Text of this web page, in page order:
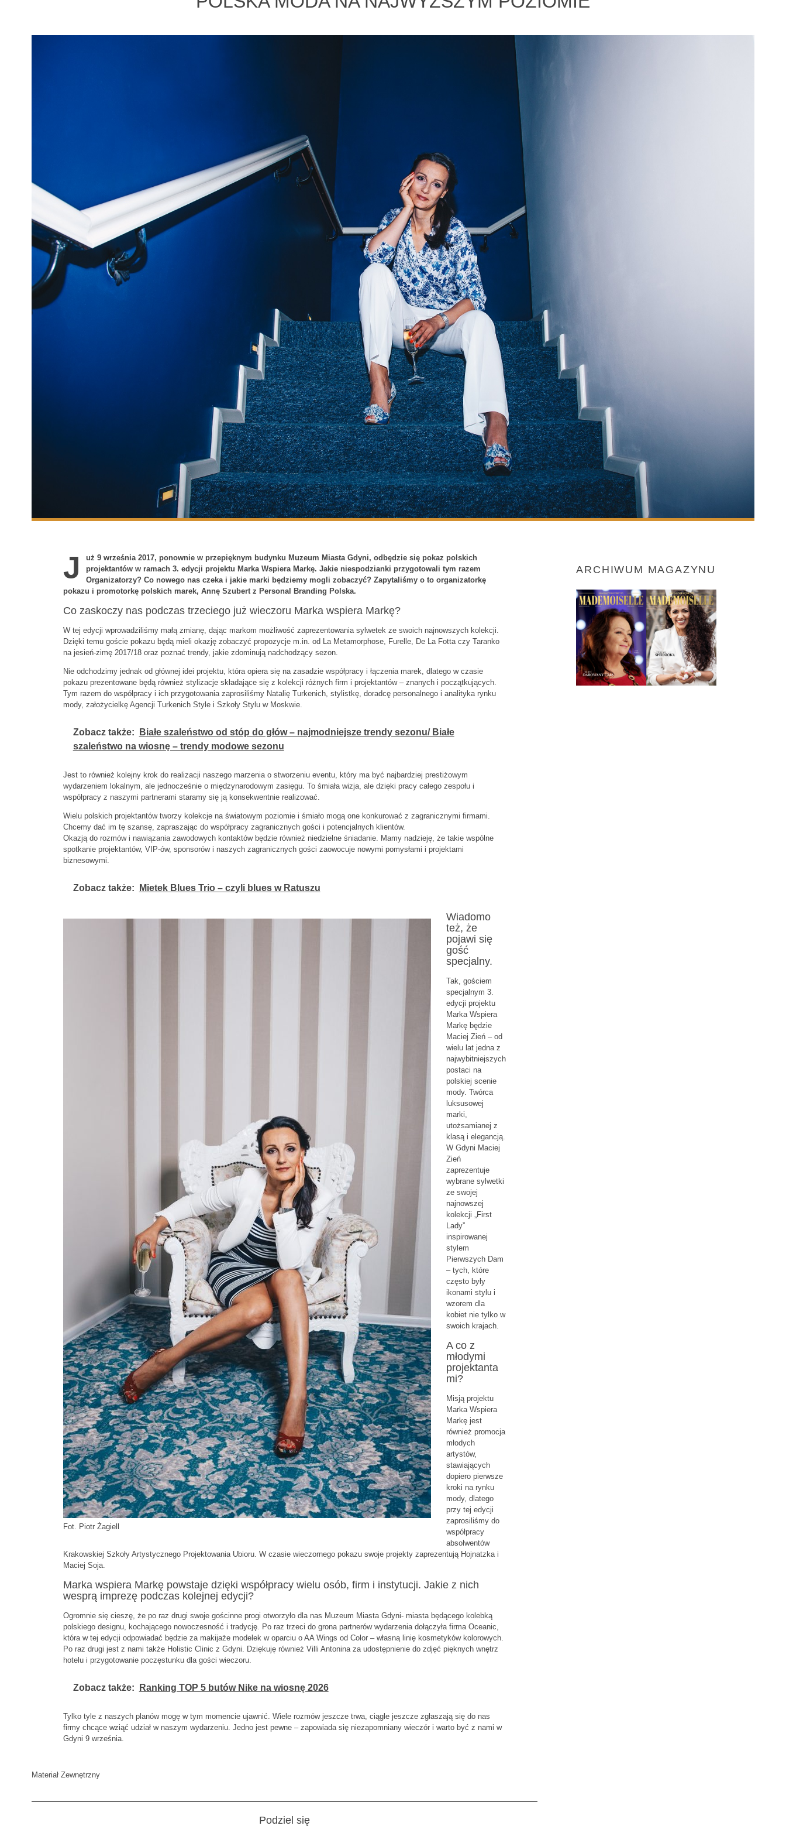
J
uż 9 września 2017, ponownie w przepięknym budynku Muzeum Miasta Gdyni, odbędzie się pokaz polskich
projektantów w ramach 3. edycji projektu Marka Wspiera Markę. Jakie niespodzianki przygotowali tym razem
Organizatorzy? Co nowego nas czeka i jakie marki będziemy mogli zobaczyć? Zapytaliśmy o to organizatorkę
pokazu i promotorkę polskich marek, Annę Szubert z Personal Branding Polska.
Co zaskoczy nas podczas trzeciego już wieczoru Marka wspiera Markę?
W tej edycji wprowadziliśmy małą zmianę, dając markom możliwość zaprezentowania sylwetek ze swoich najnowszych kolekcji.
Dzięki temu goście pokazu będą mieli okazję zobaczyć propozycje m.in. od La Metamorphose, Furelle, De La Fotta czy Taranko
na jesień-zimę 2017/18 oraz poznać trendy, jakie zdominują nadchodzący sezon.
Nie odchodzimy jednak od głównej idei projektu, która opiera się na zasadzie współpracy i łączenia marek, dlatego w czasie
pokazu prezentowane będą również stylizacje składające się z kolekcji różnych firm i projektantów – znanych i początkujących.
Tym razem do współpracy i ich przygotowania zaprosiliśmy Natalię Turkenich, stylistkę, doradcę personalnego i analityka rynku
mody, założycielkę Agencji Turkenich Style i Szkoły Stylu w Moskwie.
Zobacz także:
Białe szaleństwo od stóp do głów – najmodniejsze trendy sezonu/ Białe
szaleństwo na wiosnę – trendy modowe sezonu
Jest to również kolejny krok do realizacji naszego marzenia o stworzeniu eventu, który ma być najbardziej prestiżowym
wydarzeniem lokalnym, ale jednocześnie o międzynarodowym zasięgu. To śmiała wizja, ale dzięki pracy całego zespołu i
współpracy z naszymi partnerami staramy się ją konsekwentnie realizować.
Wielu polskich projektantów tworzy kolekcje na światowym poziomie i śmiało mogą one konkurować z zagranicznymi firmami.
Chcemy dać im tę szansę, zapraszając do współpracy zagranicznych gości i potencjalnych klientów.
Okazją do rozmów i nawiązania zawodowych kontaktów będzie również niedzielne śniadanie. Mamy nadzieję, że takie wspólne
spotkanie projektantów, VIP-ów, sponsorów i naszych zagranicznych gości zaowocuje nowymi pomysłami i projektami
biznesowymi.
Zobacz także: Mietek Blues Trio – czyli blues w Ratuszu
Fot. Piotr Żagiell
Wiadomo
też, że
pojawi się
gość
specjalny.
Tak, gościem
specjalnym 3.
edycji projektu
Marka Wspiera
Markę będzie
Maciej Zień – od
wielu lat jedna z
najwybitniejszych
postaci na
polskiej scenie
mody. Twórca
luksusowej
marki,
utożsamianej z
klasą i elegancją.
W Gdyni Maciej
Zień
zaprezentuje
wybrane sylwetki
ze swojej
najnowszej
kolekcji „First
Lady”
inspirowanej
stylem
Pierwszych Dam
– tych, które
często były
ikonami stylu i
wzorem dla
kobiet nie tylko w
swoich krajach.
A co z
młodymi
projektanta
mi?
Misją projektu
Marka Wspiera
Markę jest
również promocja
młodych
artystów,
stawiających
dopiero pierwsze
kroki na rynku
mody, dlatego
przy tej edycji
zaprosiliśmy do
współpracy
absolwentów
Krakowskiej Szkoły Artystycznego Projektowania Ubioru. W czasie wieczornego pokazu swoje projekty zaprezentują Hojnatzka i
Maciej Soja.
Marka wspiera Markę powstaje dzięki współpracy wielu osób, firm i instytucji. Jakie z nich
wesprą imprezę podczas kolejnej edycji?
Ogromnie się cieszę, że po raz drugi swoje gościnne progi otworzyło dla nas Muzeum Miasta Gdyni- miasta będącego kolebką
polskiego designu, kochającego nowoczesność i tradycję. Po raz trzeci do grona partnerów wydarzenia dołączyła firma Oceanic,
która w tej edycji odpowiadać będzie za makijaże modelek w oparciu o AA Wings od Color – własną linię kosmetyków kolorowych.
Po raz drugi jest z nami także Holistic Clinic z Gdyni. Dziękuję również Villi Antonina za udostępnienie do zdjęć pięknych wnętrz
hotelu i przygotowanie poczęstunku dla gości wieczoru.
Zobacz także: Ranking TOP 5 butów Nike na wiosnę 2026
Tylko tyle z naszych planów mogę w tym momencie ujawnić. Wiele rozmów jeszcze trwa, ciągle jeszcze zgłaszają się do nas
firmy chcące wziąć udział w naszym wydarzeniu. Jedno jest pewne – zapowiada się niezapomniany wieczór i warto być z nami w
Gdyni 9 września.
Materiał Zewnętrzny
Podziel się
ARCHIWUM MAGAZYNU